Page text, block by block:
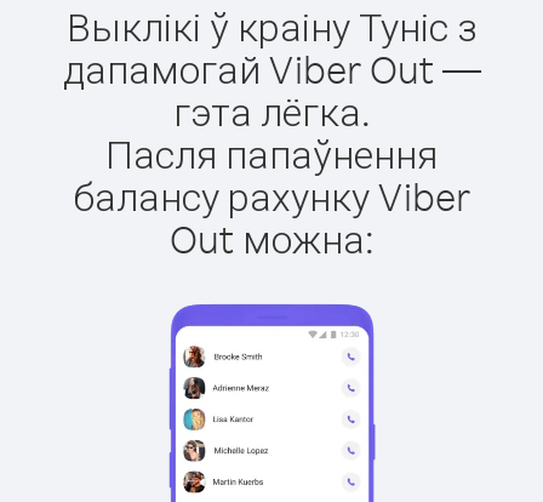
Выклікі ў краіну Туніс з
дапамогай Viber Out —
гэта лёгка.
Пасля папаўнення
балансу рахунку Viber
Out можна: